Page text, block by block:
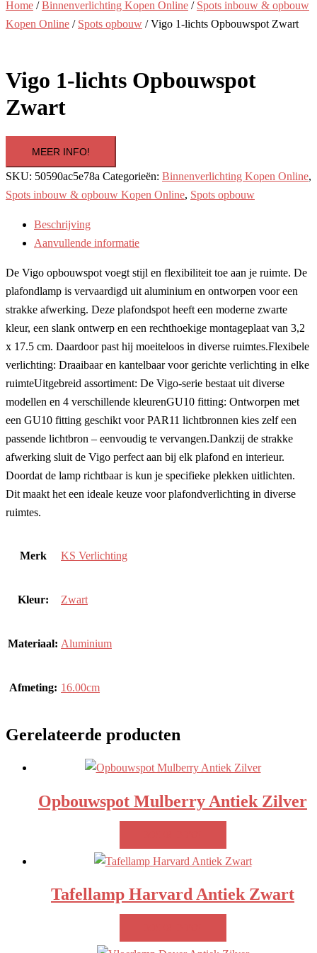
Home /Binnenverlichting Kopen Online / Spots inbouw & opbouw
Kopen Online / Spots opbouw / Vigo 1-lichts Opbouwspot Zwart
Vigo 1-lichts Opbouwspot
Zwart
MEER INFO!
SKU: 50590ac5e78a Categorieën: Binnenverlichting Kopen Online,
Spots inbouw & opbouw Kopen Online, Spots opbouw
Beschrijving
Aanvullende informatie
De Vigo opbouwspot voegt stijl en flexibiliteit toe aan je ruimte. De
plafondlamp is vervaardigd uit aluminium en ontworpen voor een
strakke afwerking. Deze plafondspot heeft een moderne zwarte
kleur, een slank ontwerp en een rechthoekige montageplaat van 3,2
x 17.5 cm. Daardoor past hij moeiteloos in diverse ruimtes.Flexibele
verlichting: Draaibaar en kantelbaar voor gerichte verlichting in elke
ruimteUitgebreid assortiment: De Vigo-serie bestaat uit diverse
modellen en 4 verschillende kleurenGU10 fitting: Ontworpen met
een GU10 fitting geschikt voor PAR11 lichtbronnen kies zelf een
passende lichtbron – eenvoudig te vervangen.Dankzij de strakke
afwerking sluit de Vigo perfect aan bij elk plafond en interieur.
Doordat de lamp richtbaar is kun je specifieke plekken uitlichten.
Dit maakt het een ideale keuze voor plafondverlichting in diverse
ruimtes.
Merk KS Verlichting
Kleur: Zwart
Materiaal: Aluminium
Afmeting: 16.00cm
Gerelateerde producten
Opbouwspot Mulberry Antiek Zilver
Tafellamp Harvard Antiek Zwart